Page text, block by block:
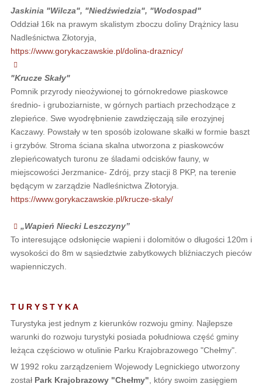
Jaskinia "Wilcza", "Niedźwiedzia", "Wodospad"
Oddział 16k na prawym skalistym zboczu doliny Drążnicy lasu
Nadleśnictwa Złotoryja,
https://www.gorykaczawskie.pl/dolina-draznicy/
"Krucze Skały"
Pomnik przyrody nieożywionej to górnokredowe piaskowce
średnio- i gruboziarniste, w górnych partiach przechodzące z
zlepieńce. Swe wyodrębnienie zawdzięczają sile erozyjnej
Kaczawy. Powstały w ten sposób izolowane skałki w formie baszt
i grzybów. Stroma ściana skalna utworzona z piaskowców
zlepieńcowatych turonu ze śladami odcisków fauny, w
miejscowości Jerzmanice- Zdrój, przy stacji 8 PKP, na terenie
będącym w zarządzie Nadleśnictwa Złotoryja.
https://www.gorykaczawskie.pl/krucze-skaly/
„Wapień Niecki Leszczyny”
To interesujące odsłonięcie wapieni i dolomitów o długości 120m i
wysokości do 8m w sąsiedztwie zabytkowych bliźniaczych pieców
wapienniczych.
T U R Y S T Y K A
Turystyka jest jednym z kierunków rozwoju gminy. Najlepsze
warunki do rozwoju turystyki posiada południowa część gminy
leżąca częściowo w otulinie Parku Krajobrazowego "Chełmy".
W 1992 roku zarządzeniem Wojewody Legnickiego utworzony
został Park Krajobrazowy "Chełmy" , który swoim zasięgiem